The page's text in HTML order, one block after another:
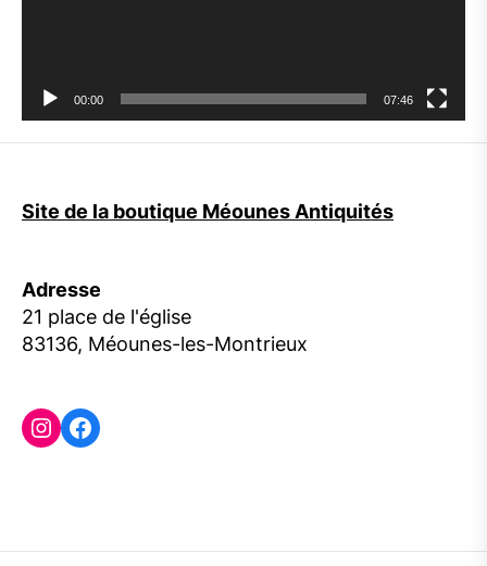
00:00 07:46
Site de la boutique Méounes Antiquités
Adresse
21 place de l'église
83136, Méounes-les-Montrieux
Instagram
Facebook